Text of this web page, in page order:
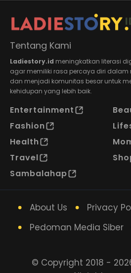
Tentang Kami
Ladiestory.id meningkatkan literasi
agar memiliki rasa percaya diri dalam
dan menjadi komunitas besar untuk
kehidupan yang lebih baik.
Entertainment
Fashion
Health
Travel
Sambalahap
About Us
Privacy
Pedoman Media Siber
© Copyright 2018 -